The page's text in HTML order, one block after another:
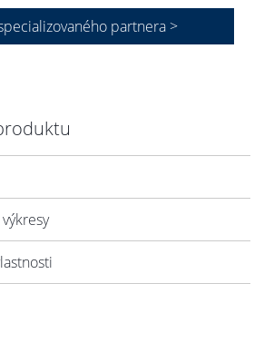
partnera >